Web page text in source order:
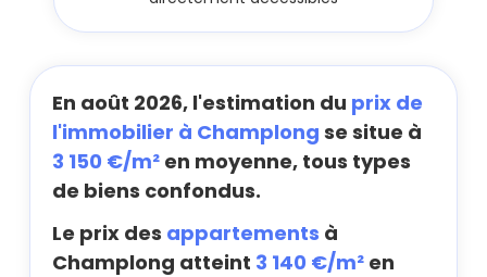
En août 2026, l'estimation du prix de
l'immobilier à Champlong se situe à
3 150 €/m² en moyenne, tous types
de biens confondus.
Le prix des appartements à
Champlong atteint 3 140 €/m² en